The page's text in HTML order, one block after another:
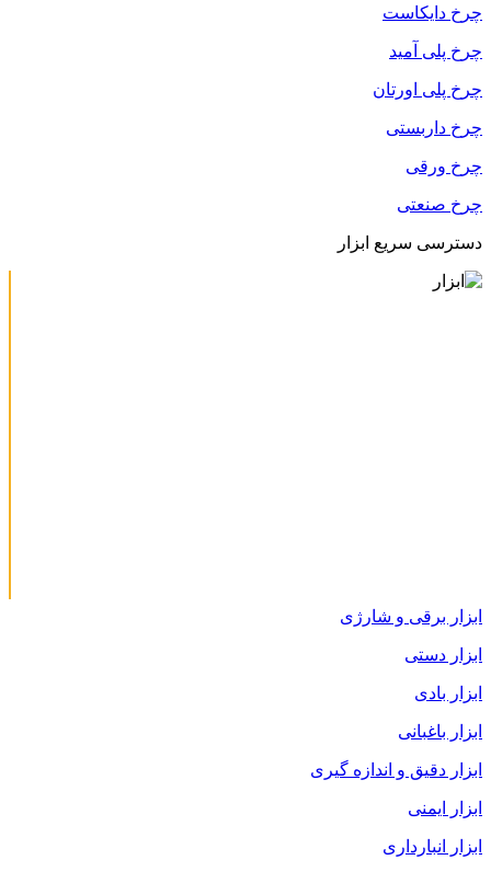
چرخ دایکاست
چرخ پلی آمید
چرخ پلی اورتان
چرخ داربستی
چرخ ورقی
چرخ صنعتی
دسترسی سریع ابزار
ابزار برقی و شارژی
ابزار دستی
ابزار بادی
ابزار باغبانی
ابزار دقیق و اندازه گیری
ابزار ایمنی
ابزار انبارداری